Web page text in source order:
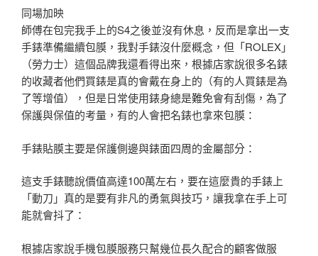
同場加映
師傅在包完我手上的S4之後並沒有休息，反而是拿出一支
手錶準備繼續包膜，我對手錶沒什麼概念，但「ROLEX」
（勞力士）這個品牌我還看得出來，根據店家說很多名錶
的收藏者他們買錶是真的會戴在身上的（有的人買錶是為
了等增值），但是日常使用錶身總是難免會有刮傷，為了
保護與保值的考量，有的人會把名錶也拿來包膜：
手錶貼膜主要是保護側邊與錶面四周的金屬部分：
這支手錶聽說價值高達100萬左右，要在這麼貴的手錶上
「動刀」真的是要有非凡的勇氣與技巧，讓我拿在手上可
能就會抖了：
根據店家說手機包膜服務只幫幾位長久配合的顧客做服